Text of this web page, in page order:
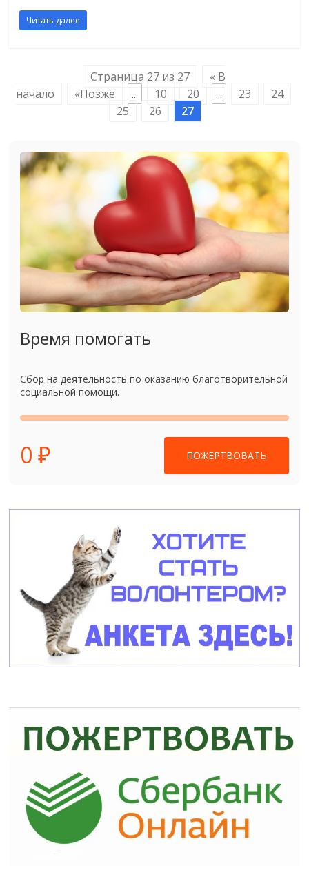
Читать далее
Страница 27 из 27
« В
начало
«Позже ... 10 20 ... 23
24
25
26 27
Время помогать
Сбор на деятельность по оказанию благотворительной
социальной помощи.
0 ₽ ПОЖЕРТВОВАТЬ